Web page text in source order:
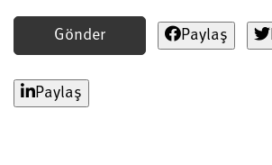
Gönder Paylaş
Paylaş